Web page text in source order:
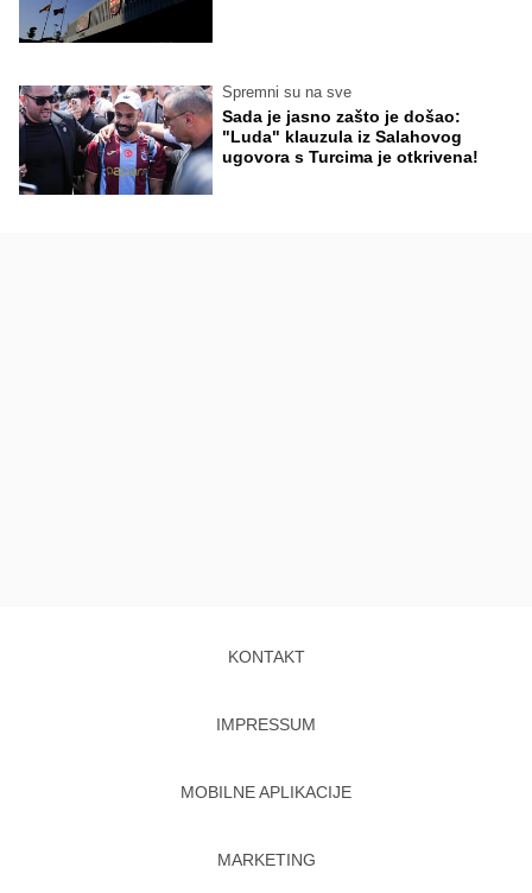
Spremni su na sve
Sada je jasno zašto je došao:
"Luda" klauzula iz Salahovog
ugovora s Turcima je otkrivena!
KONTAKT
IMPRESSUM
MOBILNE APLIKACIJE
MARKETING